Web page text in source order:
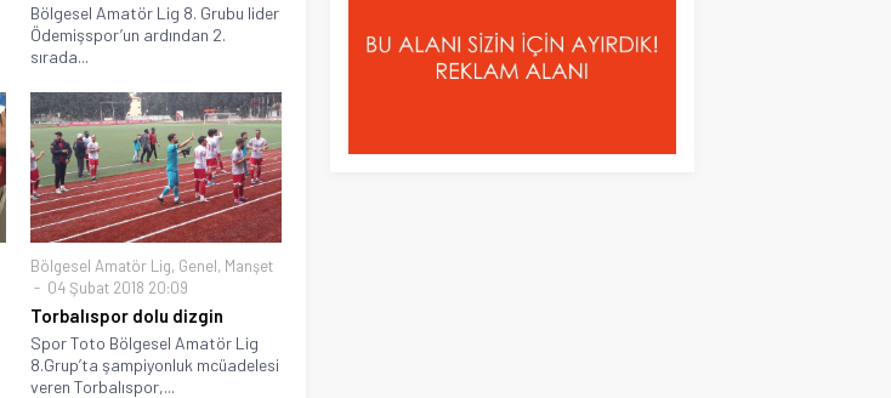
Bölgesel Amatör Lig 8. Grubu lider
Ödemişspor’un ardından 2.
sırada...
Bölgesel Amatör Lig, Genel, Manşet
04 Şubat 2018 20:09
Torbalıspor dolu dizgin
Spor Toto Bölgesel Amatör Lig
8.Grup’ta şampiyonluk mcüadelesi
veren Torbalıspor,...